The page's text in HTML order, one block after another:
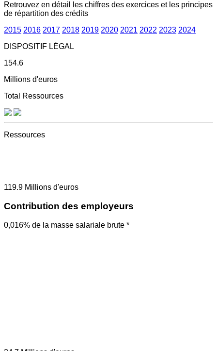
Retrouvez en détail les chiffres des exercices et les principes
de répartition des crédits
2015 2016 2017 2018 2019 2020 2021 2022 2023 2024
DISPOSITIF LÉGAL
154.6
Millions d'euros
Total Ressources
Ressources
119.9 Millions d'euros
Contribution des employeurs
0,016% de la masse salariale brute *